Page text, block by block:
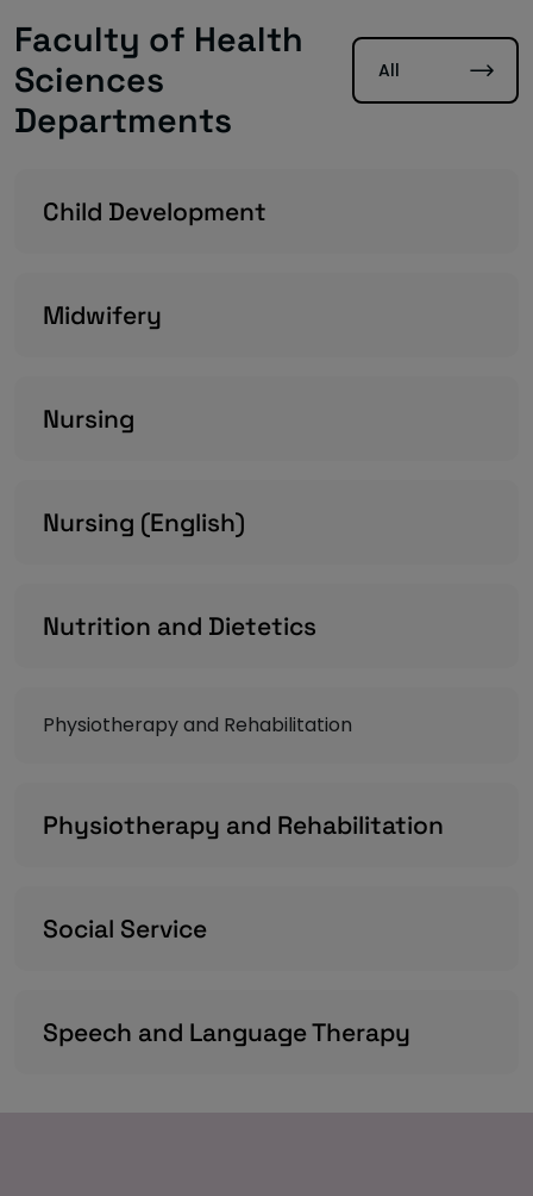
Faculty of Health
Sciences
Departments
All
Child Development
Midwifery
Nursing
Nursing (English)
Nutrition and Dietetics
Physiotherapy and Rehabilitation
Physiotherapy and Rehabilitation
Social Service
Speech and Language Therapy